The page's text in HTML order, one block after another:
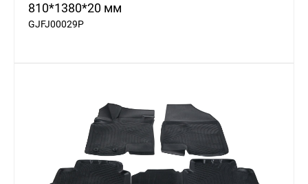
810*1380*20 мм
GJFJ00029P